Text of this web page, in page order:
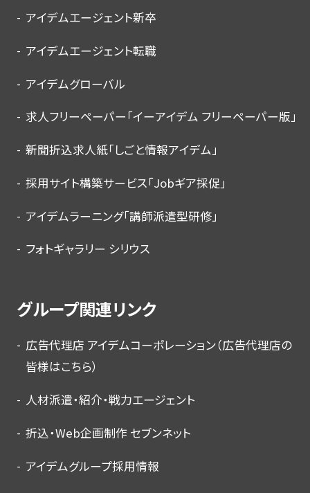
アイデムエージェント新卒
アイデムエージェント転職
アイデムグローバル
求人フリーペーパー「イーアイデム フリーペーパー版」
新聞折込求人紙「しごと情報アイデム」
採用サイト構築サービス「Jobギア採促」
アイデムラーニング「講師派遣型研修」
フォトギャラリー シリウス
グループ関連リンク
広告代理店 アイデムコーポレーション（広告代理店の
皆様はこちら）
人材派遣・紹介・戦力エージェント
折込・Web企画制作 セブンネット
アイデムグループ採用情報